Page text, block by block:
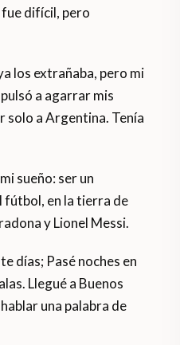
difícil, pero
los extrañaba, pero mi
a agarrar mis
solo a Argentina. Tenía
sueño: ser un
fútbol, en la tierra de
y Lionel Messi.
días; Pasé noches en
Llegué a Buenos
una palabra de